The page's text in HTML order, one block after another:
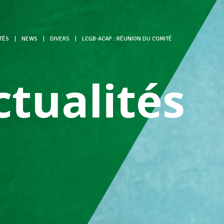
NEWS DIVERS LCGB-ACAP : RÉUNION DU COMITÉ